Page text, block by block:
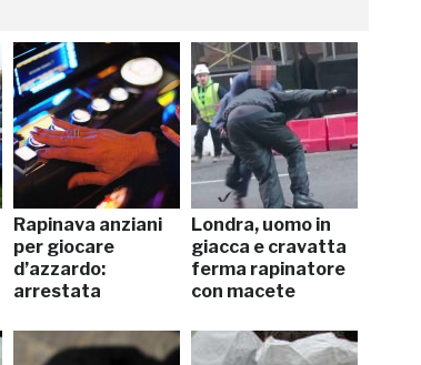
Rapinava anziani
per giocare
d’azzardo:
arrestata
Londra, uomo in
giacca e cravatta
ferma rapinatore
con macete